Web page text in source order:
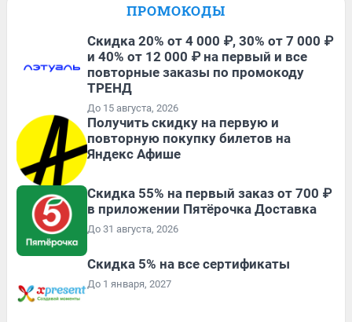
ПРОМОКОДЫ
Скидка 20% от 4 000 ₽, 30% от 7 000 ₽
и 40% от 12 000 ₽ на первый и все
повторные заказы по промокоду
ТРЕНД
До 15 августа, 2026
Получить скидку на первую и
повторную покупку билетов на
Яндекс Афише
Скидка 55% на первый заказ от 700 ₽
в приложении Пятёрочка Доставка
До 31 августа, 2026
Скидка 5% на все сертификаты
До 1 января, 2027